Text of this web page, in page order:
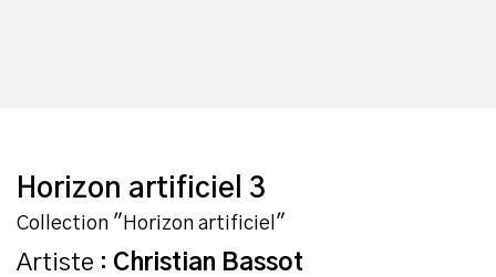
Horizon artificiel 3
Collection "Horizon artificiel"
Artiste : Christian Bassot